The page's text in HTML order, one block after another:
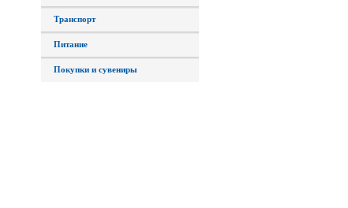
Транспорт
Питание
Покупки и сувениры